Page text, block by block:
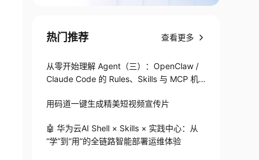
热门推荐 查看更多
从零开始理解 Agent（三）：OpenClaw /
Claude Code 的 Rules、Skills 与 MCP 机
用码道一键生成精美短视频宣传片
🤖 华为云AI Shell × Skills × 实践中心：从
“学”到“用”的全链路智能部署运维体验